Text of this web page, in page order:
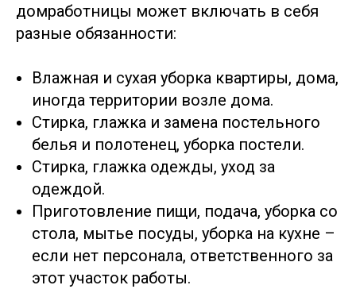
домработницы может включать в себя
разные обязанности:
Влажная и сухая уборка квартиры, дома,
иногда территории возле дома.
Стирка, глажка и замена постельного
белья и полотенец, уборка постели.
Стирка, глажка одежды, уход за
одеждой.
Приготовление пищи, подача, уборка со
стола, мытье посуды, уборка на кухне –
если нет персонала, ответственного за
этот участок работы.